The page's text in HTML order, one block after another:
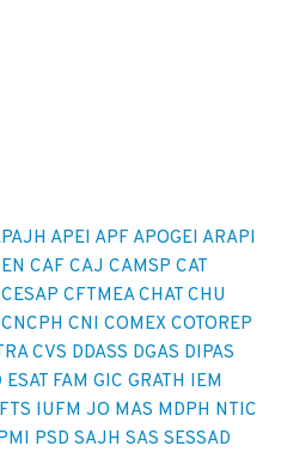
APEI APF APOGEI ARAPI
CAF CAJ CAMSP CAT
CESAP CFTMEA CHAT CHU
CNCPH CNI COMEX COTOREP
CVS DDASS DGAS DIPAS
ESAT FAM GIC GRATH IEM
IUFM JO MAS MDPH NTIC
PSD SAJH SAS SESSAD